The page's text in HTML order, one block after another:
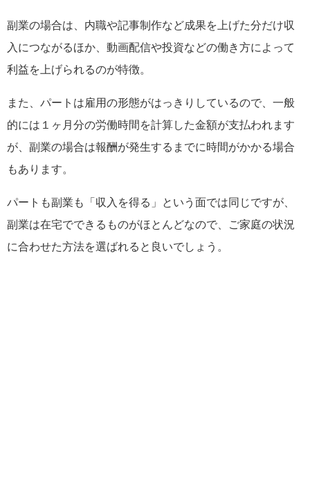
副業の場合は、内職や記事制作など成果を上げた分だけ収
入につながるほか、動画配信や投資などの働き方によって
利益を上げられるのが特徴。
また、パートは雇用の形態がはっきりしているので、一般
的には１ヶ月分の労働時間を計算した金額が支払われます
が、副業の場合は報酬が発生するまでに時間がかかる場合
もあります。
パートも副業も「収入を得る」という面では同じですが、
副業は在宅でできるものがほとんどなので、ご家庭の状況
に合わせた方法を選ばれると良いでしょう。